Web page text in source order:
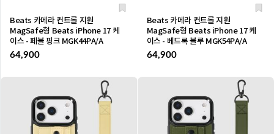
Beats 카메라 컨트롤 지원
MagSafe형 Beats iPhone 17 케
이스 - 페블 핑크 MGK44PA/A
64,900
Beats 카메라 컨트롤 지원
MagSafe형 Beats iPhone 17 케
이스 - 베드록 블루 MGK54PA/A
64,900